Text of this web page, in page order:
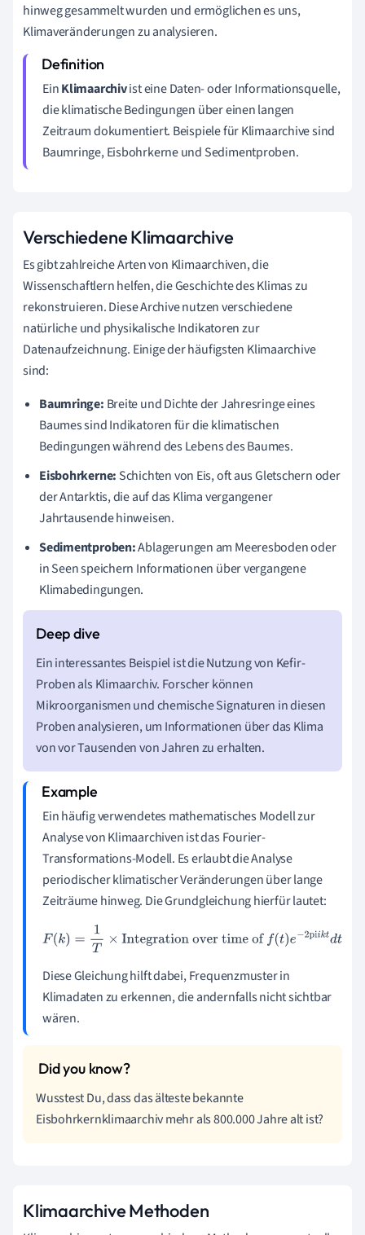
hinweg gesammelt wurden und ermöglichen es uns,
Klimaveränderungen zu analysieren.
EinKlimaarchivist eine Daten- oder Informationsquelle,
die klimatische Bedingungen über einen langen
Zeitraum dokumentiert. Beispiele für Klimaarchive sind
Baumringe, Eisbohrkerne und Sedimentproben.
Verschiedene Klimaarchive
Es gibt zahlreiche Arten von Klimaarchiven, die
Wissenschaftlern helfen, die Geschichte des Klimas zu
rekonstruieren. Diese Archive nutzen verschiedene
natürliche und physikalische Indikatoren zur
Datenaufzeichnung. Einige der häufigsten Klimaarchive
sind:
Baumringe: Breite und Dichte der Jahresringe eines
Baumes sind Indikatoren für die klimatischen
Bedingungen während des Lebens des Baumes.
Eisbohrkerne: Schichten von Eis, oft aus Gletschern oder
der Antarktis, die auf das Klima vergangener
Jahrtausende hinweisen.
Sedimentproben:Ablagerungen am Meeresboden oder
in Seen speichern Informationen über vergangene
Klimabedingungen.
Ein interessantes Beispiel ist die Nutzung von Kefir-
Proben als Klimaarchiv. Forscher können
Mikroorganismen und chemische Signaturen in diesen
Proben analysieren, um Informationen über das Klima
von vor Tausenden von Jahren zu erhalten.
Ein häufig verwendetes mathematisches Modell zur
Analyse von Klimaarchiven ist das Fourier-
Transformations-Modell. Es erlaubt die Analyse
periodischer klimatischer Veränderungen über lange
Zeiträume hinweg. Die Grundgleichung hierfür lautet:
F(k )=1 T× Integration over time off(t)e −2piiktdt
Diese Gleichung hilft dabei, Frequenzmuster in
Klimadaten zu erkennen, die andernfalls nicht sichtbar
wären.
Wusstest Du, dass das älteste bekannte
Eisbohrkernklimaarchiv mehr als 800.000 Jahre alt ist?
Klimaarchive Methoden